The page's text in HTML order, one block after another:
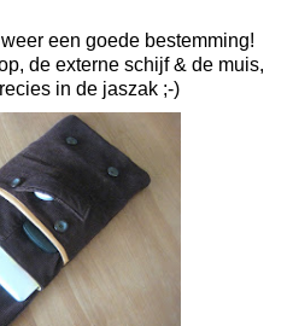
een goede bestemming!
de externe schijf & de muis,
in de jaszak ;-)